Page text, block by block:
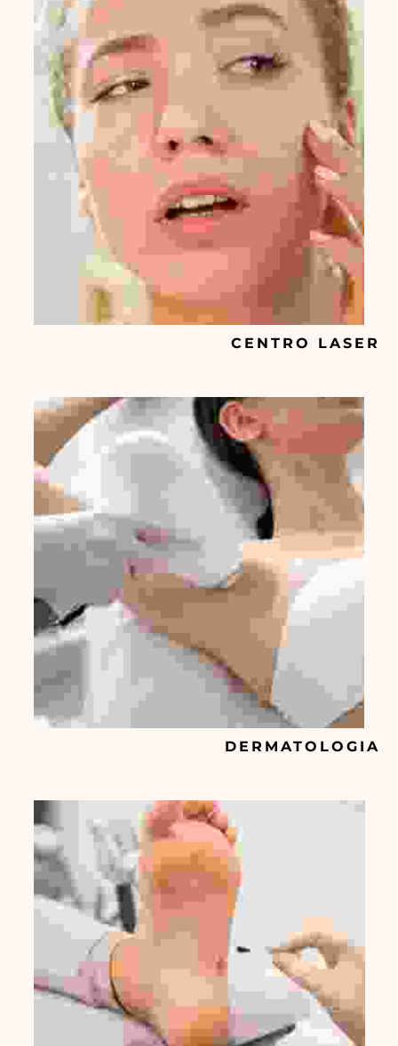
CENTRO LASER
DERMATOLOGIA